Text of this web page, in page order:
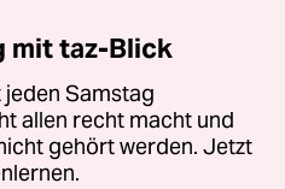
mit taz-Blick
Samstag
allen recht macht und
gehört werden. Jetzt